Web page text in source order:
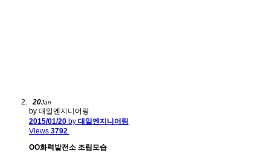
20Jan
by 대일엔지니어링
2015/01/20 by 대일엔지니어링
Views 3792
OO화력발전소 조립모습